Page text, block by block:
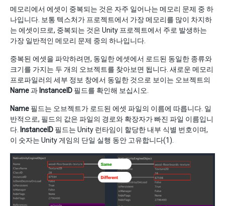
메모리에서 에셋이 중복되는 것은 자주 일어나는 메모리 문제 중 하
나입니다. 보통 텍스처가 프로젝트에서 가장 메모리를 많이 차지하
는 에셋이므로, 중복되는 것은 Unity 프로젝트에서 주로 발생하는
가장 일반적인 메모리 문제 중의 하나입니다.
중복된 에셋을 파악하려면, 동일한 에셋에서 로드된 동일한 종류와
크기를 가지는 두 개의 오브젝트를 찾아보면 됩니다. 새로운 메모리
프로파일러의 세부 정보 창에서 동일한 것으로 보이는 오브젝트의
Name과 InstanceID 필드를 확인해 보십시오.
Name 필드는 오브젝트가 로드된 에셋 파일의 이름에 따릅니다. 일
반적으로, 필드의 값은 파일의 경로와 확장자가 빠진 파일 이름입니
다. InstanceID 필드는 Unity 런타임이 할당한 내부 식별 번호이며,
이 숫자는 Unity 게임의 단일 실행 동안 고유합니다(1).